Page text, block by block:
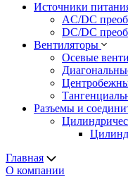
Источники
AC/DC
DC/DC
Вентиляторы
Осевые
Разъемы и
Главная
О компании